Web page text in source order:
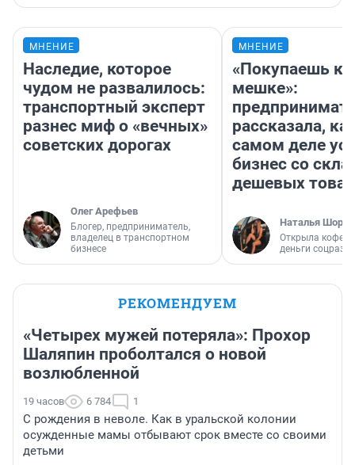
МНЕНИЕ
Наследие, которое
чудом не развалилось:
транспортный эксперт
разнес миф о «вечных»
советских дорогах
Олег Арефьев
Блогер, предприниматель,
владелец в транспортном
бизнесе
МНЕНИЕ
«Покупаешь
мешке»:
рассказала,
самом деле
бизнес со
дешевых
Наталья
Открыла
деньги
РЕКОМЕНДУЕМ
«Четырех мужей потеряла»: Прохор
Шаляпин проболтался о новой
возлюбленной
19 часов 6 784 1
С рождения в неволе. Как в уральской колонии
осужденные мамы отбывают срок вместе со своими
детьми